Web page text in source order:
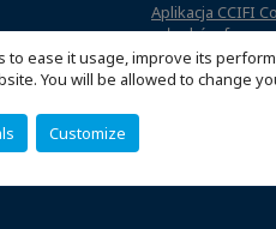
ease it usage, improve its
You will be allowed to change
Customize
Aplikacja CCIFI
członków